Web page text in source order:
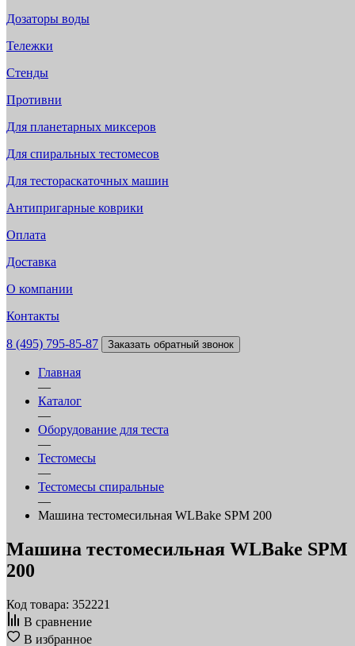
Дозаторы воды
Тележки
Стенды
Противни
Для планетарных миксеров
Для спиральных тестомесов
Для тестораскаточных машин
Антипригарные коврики
Оплата
Доставка
О компании
Контакты
8 (495) 795-85-87 Заказать обратный звонок
Главная
—
Каталог
—
Оборудование для теста
—
Тестомесы
—
Тестомесы спиральные
—
Машина тестомесильная WLBake SPM 200
Машина тестомесильная WLBake SPM
200
Код товара: 352221
В сравнение
В избранное